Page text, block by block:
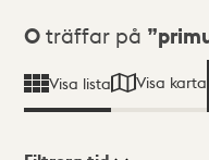
Sökresultat
0 träffar på
Visa lista Visa karta